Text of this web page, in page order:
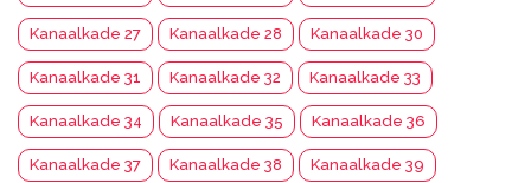
Kanaalkade 27 Kanaalkade 28 Kanaalkade 30
Kanaalkade 31 Kanaalkade 32 Kanaalkade 33
Kanaalkade 34 Kanaalkade 35 Kanaalkade 36
Kanaalkade 37 Kanaalkade 38 Kanaalkade 39